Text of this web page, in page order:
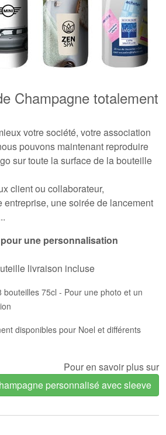
Champagne totalement
votre société, votre association
pouvons maintenant reproduire
sur toute la surface de la bouteille
client ou collaborateur,
entreprise, une soirée de lancement
une personnalisation
livraison incluse
75cl - Pour une photo et un
disponibles pour Noel et différents
Pour en savoir plus sur
personnalisé avec sleeve